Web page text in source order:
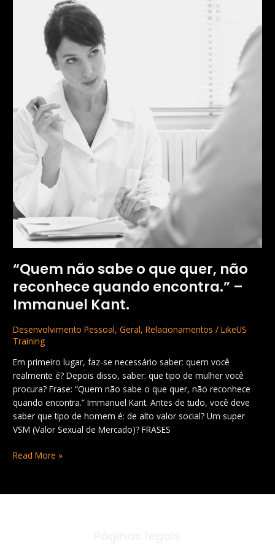
“Quem não sabe o que quer, não
reconhece quando encontra.” –
Immanuel Kant.
Desenvolvimento Pessoal,Geral,Relacionamentos /LikeUS
Training
Em primeiro lugar, faz-se necessário saber: quem você
realmente é? Depois disso, saber: que tipo de mulher você
procura? Frase: “Quem não sabe o que quer, não reconhece
quando encontra.” Immanuel Kant. Antes de tudo, você deve
saber que tipo de homem é: de alto valor social? Um super
VSM (Valor Sexual de Mercado)? FRASES
reconhece
quando
encontra.”
Immanuel
Read More »